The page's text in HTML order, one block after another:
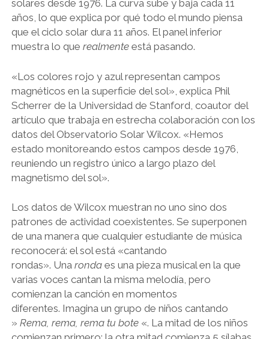
solares desde 1976. La curva sube y baja cada 11
años, lo que explica por qué todo el mundo piensa
que el ciclo solar dura 11 años. El panel inferior
muestra lo que realmenteestá pasando.
«Los colores rojo y azul representan campos
magnéticos en la superficie del sol», explica Phil
Scherrer de la Universidad de Stanford, coautor del
artículo que trabaja en estrecha colaboración con los
datos del Observatorio Solar Wilcox. «Hemos
estado monitoreando estos campos desde 1976,
reuniendo un registro único a largo plazo del
magnetismo del sol».
Los datos de Wilcox muestran no uno sino dos
patrones de actividad coexistentes. Se superponen
de una manera que cualquier estudiante de música
reconocerá: el sol está «cantando
rondas». Una rondaes una pieza musical en la que
varias voces cantan la misma melodía, pero
comienzan la canción en momentos
diferentes. Imagina un grupo de niños cantando
» Rema, rema, rema tu bote«. La mitad de los niños